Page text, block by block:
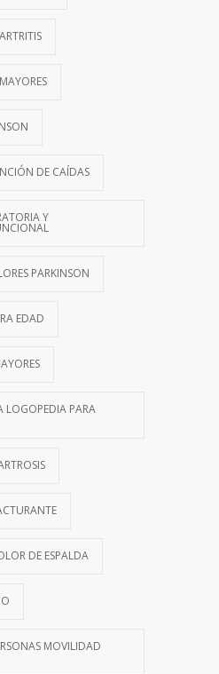
DE CAÍDAS
Y
PARKINSON
EDAD
LOGOPEDIA PARA
DE ESPALDA
MOVILIDAD